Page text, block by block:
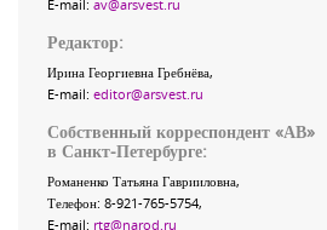
E-mail: av@arsvest.ru
Редактор:
Ирина Георгиевна Гребнёва,
E-mail: editor@arsvest.ru
Собственный корреспондент «АВ»
в Санкт-Петербурге:
Романенко Татьяна Гаврииловна,
Телефон: 8-921-765-5754,
E-mail: rtg@narod.ru